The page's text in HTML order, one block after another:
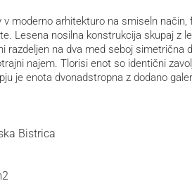
v moderno arhitekturo na smiseln
Lesena nosilna konstrukcija skupaj z
razdeljen na dva med seboj
najem. Tlorisi enot so identični
Bistrica